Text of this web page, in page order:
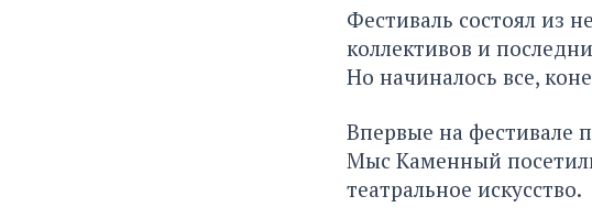
Фестиваль состоял из
коллективов и
Но начиналось все,
Впервые на фестивале
Мыс Каменный
театральное искусство.